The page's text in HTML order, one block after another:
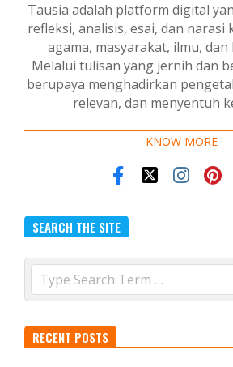
Tausia adalah platform digital
refleksi, analisis, esai, dan
agama, masyarakat, ilmu, dan
Melalui tulisan yang jernih dan
berupaya menghadirkan
relevan, dan menyentuh
KNOW MORE
SEARCH THE SITE
Search
RECENT POSTS